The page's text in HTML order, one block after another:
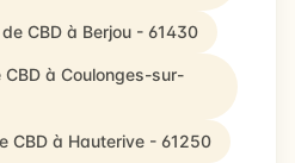
CBD à Berjou - 61430
à Coulonges-sur-
CBD à Hauterive - 61250